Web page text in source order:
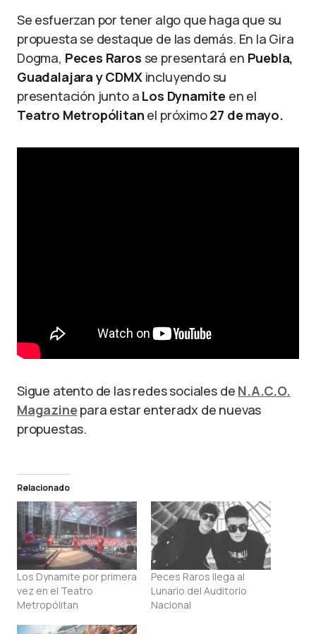
Se esfuerzan por tener algo que haga que su
propuesta se destaque de las demás. En la Gira
Dogma, Peces Raros se presentará en Puebla,
Guadalajara y CDMXincluyendo su
presentación junto a Los Dynamite en el
Teatro Metropólitan el próximo27 de mayo.
Sigue atento de las redes sociales de N.A.C.O.
Magazine para estar enteradx de nuevas
propuestas.
Relacionado
Los Dynamite por primera
vez en el Teatro
Metropólitan
Peces Raros llega al
Lunario del Auditorio
Nacional